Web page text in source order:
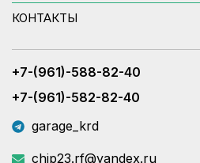
КОНТАКТЫ
+7-(961)-588-82-40
+7-(961)-582-82-40
garage_krd
chip23.rf@yandex.ru